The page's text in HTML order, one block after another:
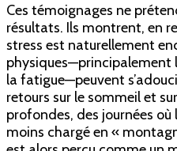
Ces témoignages ne
résultats. Ils montrent, en
stress est naturellement
physiques—principalement
la fatigue—peuvent
retours sur le sommeil et
profondes, des journées où
moins chargé en «